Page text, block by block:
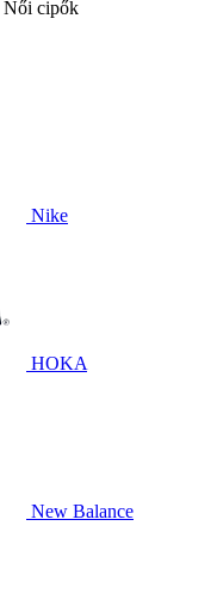
Női cipők
Nike
HOKA
New Balance